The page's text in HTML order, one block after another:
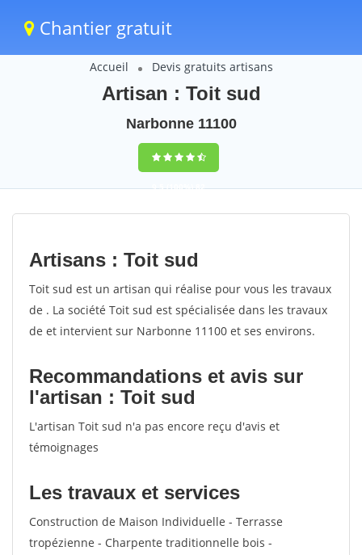
Chantier gratuit
Accueil Devis gratuits artisans
Artisan : Toit sud
Narbonne 11100
9,5(100%)82
votes
Artisans : Toit sud
Toit sud est un artisan qui réalise pour vous les travaux
de . La société Toit sud est spécialisée dans les travaux
de et intervient sur Narbonne 11100 et ses environs.
Recommandations et avis sur
l'artisan : Toit sud
L'artisan Toit sud n'a pas encore reçu d'avis et
témoignages
Les travaux et services
Construction de Maison Individuelle - Terrasse
tropézienne - Charpente traditionnelle bois -